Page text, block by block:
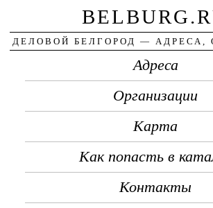
ДЕЛОВОЙ БЕЛГОРОД — АДРЕСА,
Адреса
Организации
Карта
Как попасть в
Контакты